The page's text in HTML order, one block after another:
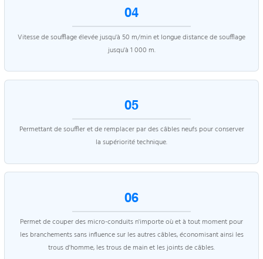
04
Vitesse de soufflage élevée jusqu'à 50 m/min et longue distance de soufflage
jusqu'à 1 000 m.
05
Permettant de souffler et de remplacer par des câbles neufs pour conserver
la supériorité technique.
06
Permet de couper des micro-conduits n'importe où et à tout moment pour
les branchements sans influence sur les autres câbles, économisant ainsi les
trous d'homme, les trous de main et les joints de câbles.